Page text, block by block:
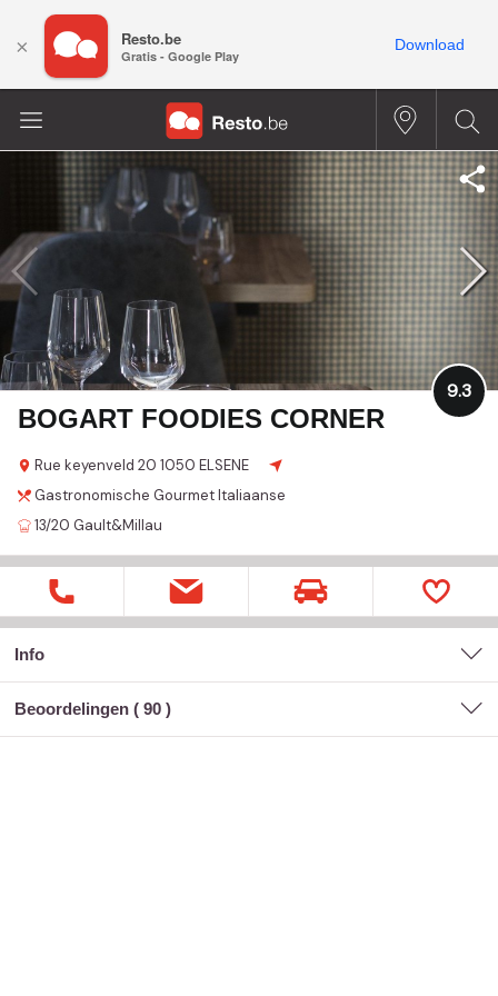
BOGART FOODIES CORNER
Rue keyenveld 20 1050 ELSENE
9.3
Gastronomische GourmetItaliaanse
13/20 Gault&Millau
Info
Beoordelingen ( 90 )
× Resto.be
Gratis - Google Play
Download